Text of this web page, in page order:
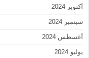
أكتوبر 2024
سبتمبر 2024
أغسطس 2024
يوليو 2024